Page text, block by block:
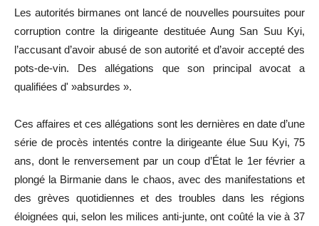
Les autorités birmanes ont lancé de nouvelles poursuites pour
corruption contre la dirigeante destituée Aung San Suu Kyi,
l’accusant d’avoir abusé de son autorité et d’avoir accepté des
pots-de-vin. Des allégations que son principal avocat a
qualifiées d' »absurdes ».
Ces affaires et ces allégations sont les dernières en date d’une
série de procès intentés contre la dirigeante élue Suu Kyi, 75
ans, dont le renversement par un coup d’État le 1er février a
plongé la Birmanie dans le chaos, avec des manifestations et
des grèves quotidiennes et des troubles dans les régions
éloignées qui, selon les milices anti-junte, ont coûté la vie à 37